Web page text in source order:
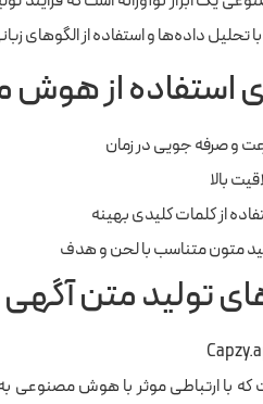
تحلیل داده‌ها و استفاده از الگوهای
استفاده از
و صرفه جویی در زمان
بالا
از کلمات کلیدی بهینه
متون متناسب با لحن و هدف
تولید متن
که با ارتباطی موثر با هوش مصنوعی